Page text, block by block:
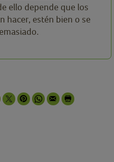
ello depende que los
hacer, estén bien o se